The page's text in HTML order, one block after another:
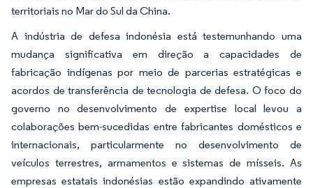
territoriais no Mar do Sul da China.
A indústria de defesa indonésia está testemunhando uma
mudança significativa em direção a capacidades de
fabricação indígenas por meio de parcerias estratégicas e
acordos de transferência de tecnologia de defesa. O foco do
governo no desenvolvimento de expertise local levou a
colaborações bem-sucedidas entre fabricantes domésticos e
internacionais, particularmente no desenvolvimento de
veículos terrestres, armamentos e sistemas de mísseis. As
empresas estatais indonésias estão expandindo ativamente